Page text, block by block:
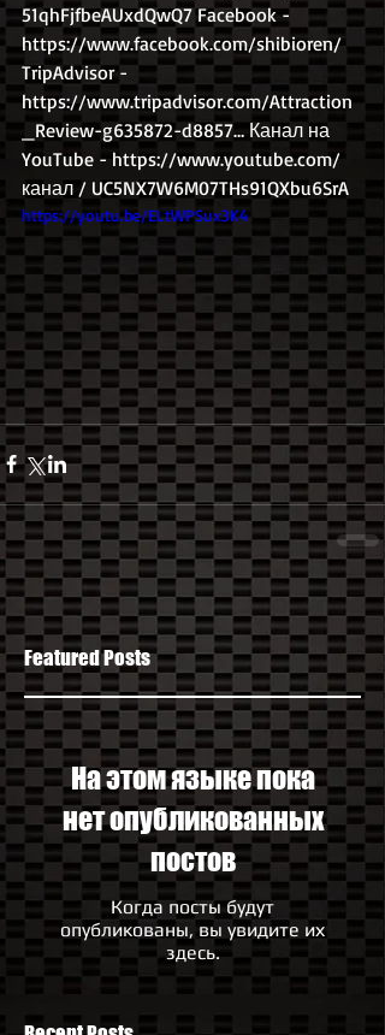
51qhFjfbeAUxdQwQ7 Facebook -
https://www.facebook.com/shibioren/
TripAdvisor -
https://www.tripadvisor.com/Attraction
_Review-g635872-d8857… Канал на
YouTube - https://www.youtube.com/
канал / UC5NX7W6M07THs91QXbu6SrA
https://youtu.be/ELtWPSux3K4
Featured Posts
На этом языке пока
нет опубликованных
постов
Когда посты будут
опубликованы, вы увидите их
здесь.